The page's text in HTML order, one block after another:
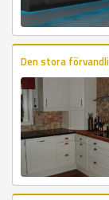
Den stora